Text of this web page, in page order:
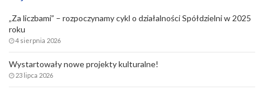
„Za liczbami” – rozpoczynamy cykl o działalności Spółdzielni w 2025
roku
4 sierpnia 2026
Wystartowały nowe projekty kulturalne!
23 lipca 2026